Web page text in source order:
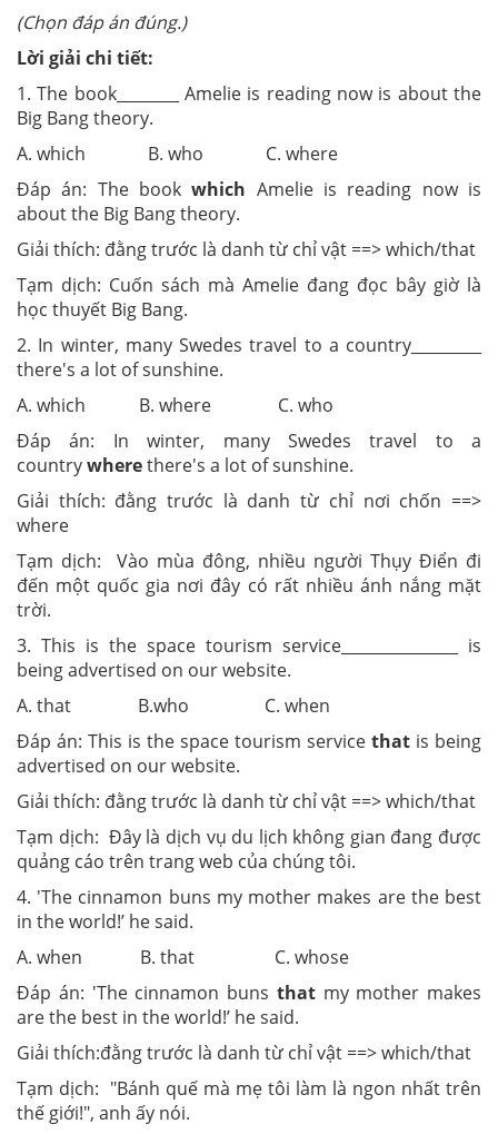
(Chọn đáp án đúng.)
Lời giải chi tiết:
1. The book________ Amelie is reading now is about the
Big Bang theory.
A. which B. who C. where
Đáp án: The bookwhich Amelie is reading now is
about the Big Bang theory.
Giải thích: đằng trước là danh từ chỉ vật ==> which/that
Tạm dịch: Cuốn sách mà Amelie đang đọc bây giờ là
học thuyết Big Bang.
2. In winter, many Swedes travel to a country_________
there's a lot of sunshine.
A. which B. where C. who
Đáp án: In winter, many Swedes travel to a
countrywherethere's a lot of sunshine.
Giải thích: đằng trước là danh từ chỉ nơi chốn ==>
where
Tạm dịch: Vào mùa đông, nhiều người Thụy Điển đi
đến một quốc gia nơi đây có rất nhiều ánh nắng mặt
trời.
3. This is the space tourism service_______________ is
being advertised on our website.
A. that B.who C. when
Đáp án: This is the space tourism service that is being
advertised on our website.
Giải thích: đằng trước là danh từ chỉ vật ==> which/that
Tạm dịch: Đây là dịch vụ du lịch không gian đang được
quảng cáo trên trang web của chúng tôi.
4. 'The cinnamon buns my mother makes are the best
in the world!’ he said.
A. when B. that C. whose
Đáp án: 'The cinnamon buns thatmy mother makes
are the best in the world!’ he said.
Giải thích:đằng trước là danh từ chỉ vật ==> which/that
Tạm dịch: "Bánh quế mà mẹ tôi làm là ngon nhất trên
thế giới!", anh ấy nói.